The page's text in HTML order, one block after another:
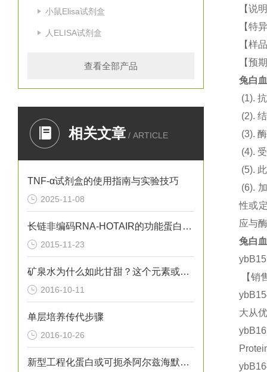
小鼠Elisa试剂盒
人ELISA试剂盒
查看全部产品
相关文章 / ARTICLE
TNF-α试剂盒的使用指南与实验技巧
2025-11-08
长链非编码RNA-HOTAIR的功能蛋白质组学的研究
2015-11-23
矿泉水为什么如此甘甜？这个元素或许给出了答案
2016-10-11
单层培养传代步骤
2016-10-26
新型工程化蛋白或可扼杀阿尔兹海默氏症
【说
【特
【样
【预
兔白
(1).
(2).
(3).
(4).
(5).
(6).
性或
应与
兔白
【销
大从